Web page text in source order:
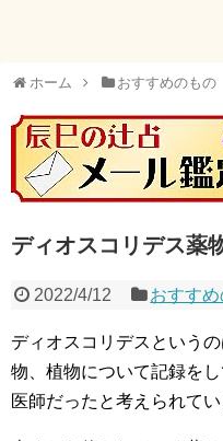
ホーム おすすめのもの
ディオスコリデス薬
2022/4/12 おすす
ディオスコリデスという
物、植物について記録を
医師だったと考えられてい